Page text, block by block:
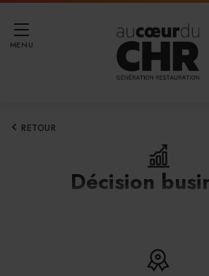
MENU
RETOUR
Décision